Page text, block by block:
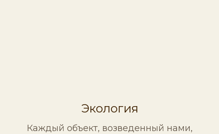
Экология
Каждый объект, возведенный нами,